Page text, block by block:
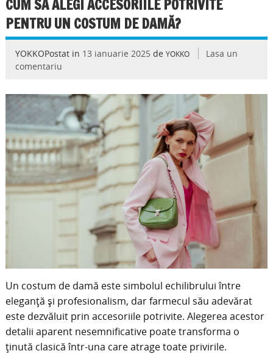
CUM SĂ ALEGI ACCESORIILE POTRIVITE
PENTRU UN COSTUM DE DAMĂ?
YOKKOPostat in 13 ianuarie 2025 de YOKKO
Lasa un
comentariu
Un costum de damă este simbolul echilibrului între
eleganță și profesionalism, dar farmecul său adevărat
este dezvăluit prin accesoriile potrivite. Alegerea acestor
detalii aparent nesemnificative poate transforma o
ținută clasică într-una care atrage toate privirile.